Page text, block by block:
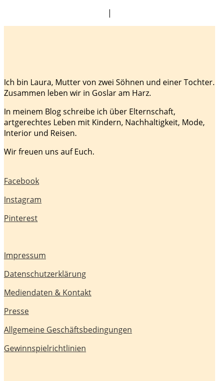
|
Ich bin Laura, Mutter von zwei Söhnen und einer Tochter.
Zusammen leben wir in Goslar am Harz.
In meinem Blog schreibe ich über Elternschaft,
artgerechtes Leben mit Kindern, Nachhaltigkeit, Mode,
Interior und Reisen.
Wir freuen uns auf Euch.
Facebook
Instagram
Pinterest
Impressum
Datenschutzerklärung
Mediendaten & Kontakt
Presse
Allgemeine Geschäftsbedingungen
Gewinnspielrichtlinien